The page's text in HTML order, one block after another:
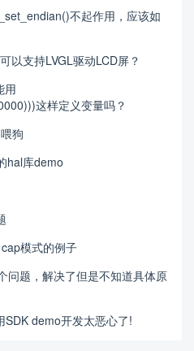
不起作用，应该如
以支持LVGL驱动LCD屏？
用
这样定义变量吗？
狗
hal库demo
模式的例子
问题，解决了但是不知道具体原
demo开发太恶心了!